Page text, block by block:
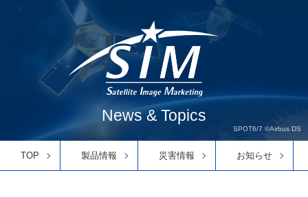
News & Topics
SPOT6/7 ©Airbus DS
TOP 製品情報 災害情報 お知らせ